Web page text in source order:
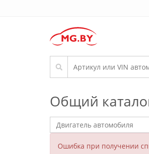
Общий
Ошибка при получении